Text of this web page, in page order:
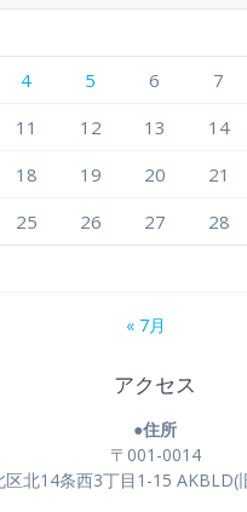
4 5 6 7
11 12 13 14
18 19 20 21
25 26 27 28
« 7月
アクセス
●住所
〒001-0014
区北14条西3丁目1-15 AKBLD(